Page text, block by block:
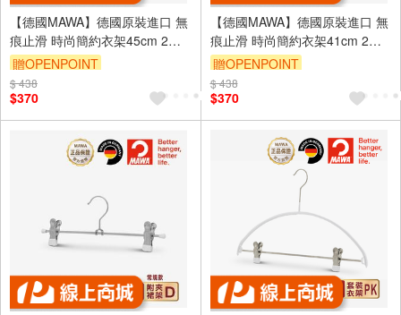
【德國MAWA】德國原裝進口 無
痕止滑 時尚簡約衣架45cm 2入/
黑
贈OPENPOINT
$ 438
$370
【德國MAWA】德國原裝進口 無
痕止滑 時尚簡約衣架41cm 2入/
白
贈OPENPOINT
$ 438
$370